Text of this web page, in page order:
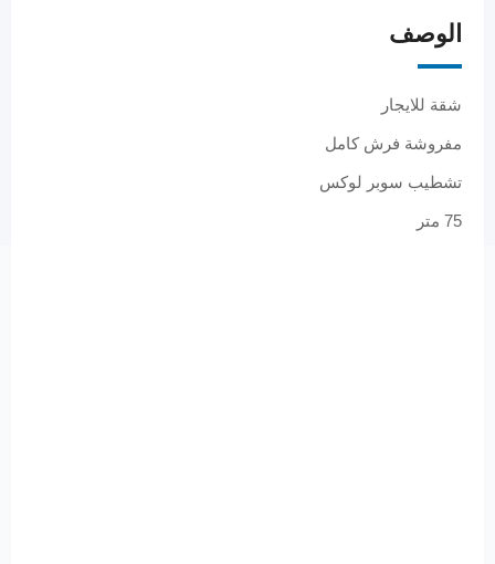
الوصف
شقة للايجار
مفروشة فرش كامل
تشطيب سوبر لوكس
75 متر